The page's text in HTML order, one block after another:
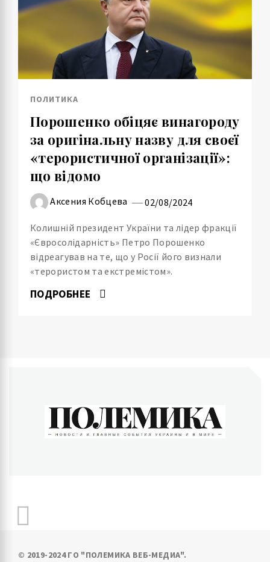
ПОЛИТИКА
Порошенко обіцяє винагороду
за оригінальну назву для своєї
«терористичної організації»:
що відомо
Аксения Кобцева 02/08/2024
Колишній президент України та лідер фракції
«Євросолідарність» Петро Порошенко
відреагував на те, що у Росії його визнали
«терористом та екстремістом».
ПОДРОБНЕЕ
© 2019-2024 ГО "ПОЛЕМИКА ВЕБ-МЕДИА".